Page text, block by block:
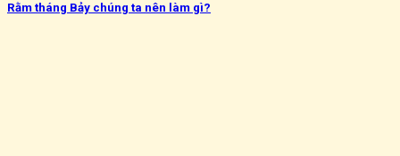
Rằm tháng Bảy chúng ta nên làm gì?